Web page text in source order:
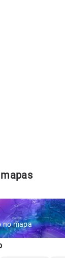
no mapa